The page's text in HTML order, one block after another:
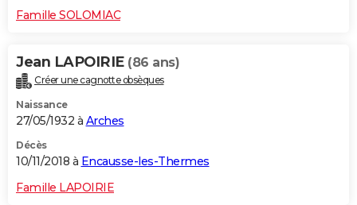
Famille SOLOMIAC
Jean LAPOIRIE (86 ans)
Créer une cagnotte obsèques
Naissance
27/05/1932 à Arches
Décès
10/11/2018 à Encausse-les-Thermes
Famille LAPOIRIE